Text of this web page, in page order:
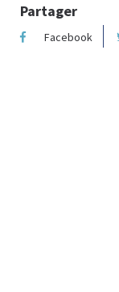
Partager
Facebook